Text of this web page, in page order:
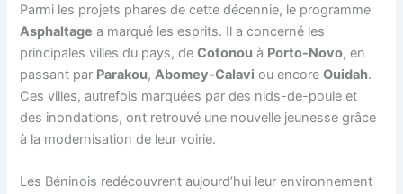
Parmi les projets phares de cette décennie, le programme
Asphaltage a marqué les esprits. Il a concerné les
principales villes du pays, deCotonou à Porto-Novo, en
passant par Parakou,Abomey-Calavi ou encoreOuidah.
Ces villes, autrefois marquées par des nids-de-poule et
des inondations, ont retrouvé une nouvelle jeunesse grâce
à la modernisation de leur voirie.
Les Béninois redécouvrent aujourd’hui leur environnement